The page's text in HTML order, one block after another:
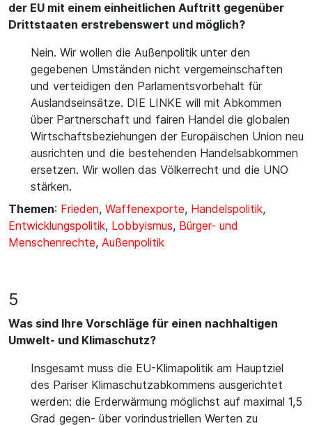
der EU mit einem einheitlichen Auftritt gegenüber
Drittstaaten erstrebenswert und möglich?
Nein. Wir wollen die Außenpolitik unter den
gegebenen Umständen nicht vergemeinschaften
und verteidigen den Parlamentsvorbehalt für
Auslandseinsätze. DIE LINKE will mit Abkommen
über Partnerschaft und fairen Handel die globalen
Wirtschaftsbeziehungen der Europäischen Union neu
ausrichten und die bestehenden Handelsabkommen
ersetzen. Wir wollen das Völkerrecht und die UNO
stärken.
Themen: Frieden, Waffenexporte, Handelspolitik,
Entwicklungspolitik, Lobbyismus, Bürger- und
Menschenrechte, Außenpolitik
5
Was sind Ihre Vorschläge für einen nachhaltigen
Umwelt- und Klimaschutz?
Insgesamt muss die EU-Klimapolitik am Hauptziel
des Pariser Klimaschutzabkommens ausgerichtet
werden: die Erderwärmung möglichst auf maximal 1,5
Grad gegen- über vorindustriellen Werten zu